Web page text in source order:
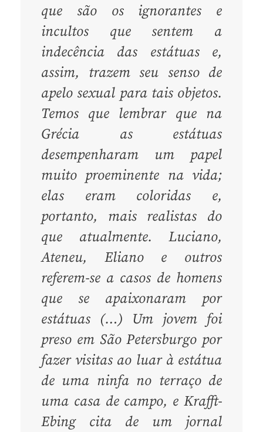
que são os ignorantes e
incultos que sentem a
indecência das estátuas e,
assim, trazem seu senso de
apelo sexual para tais objetos.
Temos que lembrar que na
Grécia as estátuas
desempenharam um papel
muito proeminente na vida;
elas eram coloridas e,
portanto, mais realistas do
que atualmente. Luciano,
Ateneu, Eliano e outros
referem-se a casos de homens
que se apaixonaram por
estátuas (…) Um jovem foi
preso em São Petersburgo por
fazer visitas ao luar à estátua
de uma ninfa no terraço de
uma casa de campo, e Krafft-
Ebing cita de um jornal